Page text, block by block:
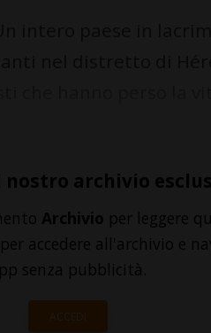
nostro archivio
Archivio per leggere
per accedere all'archivio e
senza pubblicità.
ACCEDI